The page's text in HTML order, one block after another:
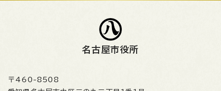
名古屋市役所
〒460-8508